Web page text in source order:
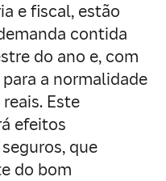
e fiscal, estão
contida
do ano e, com
a normalidade
Este
efeitos
que
do bom